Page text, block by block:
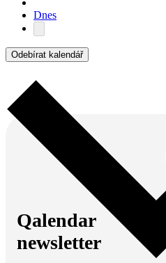
Dnes
Odebírat kalendář
Qalendar
newsletter